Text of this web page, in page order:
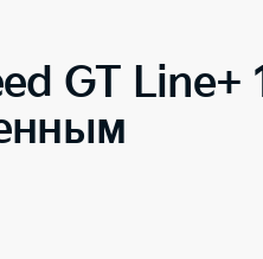
GT Line+